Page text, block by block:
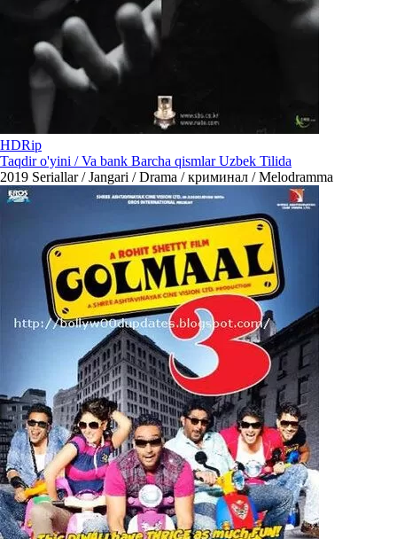
HDRip
Taqdir o'yini / Va bank Barcha qismlar Uzbek Tilida
2019 Seriallar / Jangari / Drama / криминал / Melodramma